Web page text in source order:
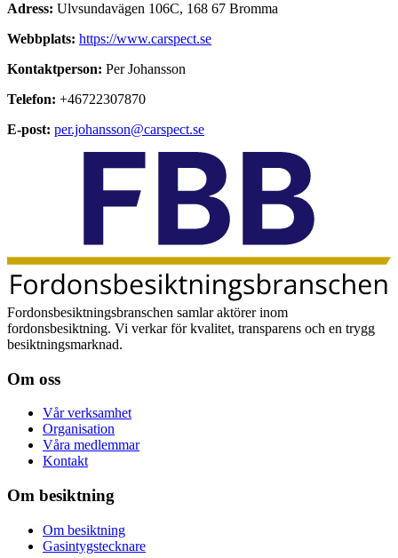
Adress: Ulvsundavägen 106C, 168 67 Bromma
Webbplats: https://www.carspect.se
Kontaktperson: Per Johansson
Telefon: +46722307870
E-post: per.johansson@carspect.se
Fordonsbesiktningsbranschen samlar aktörer inom
fordonsbesiktning. Vi verkar för kvalitet, transparens och en trygg
besiktningsmarknad.
Om oss
Vår verksamhet
Organisation
Våra medlemmar
Kontakt
Om besiktning
Om besiktning
Gasintygstecknare